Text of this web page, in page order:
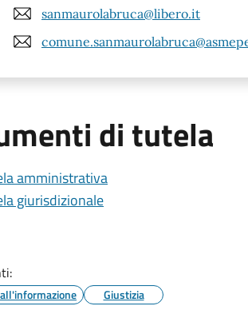
sanmaurolabruca@libero.it
di tutela
amministrativa
giurisdizionale
Giustizia